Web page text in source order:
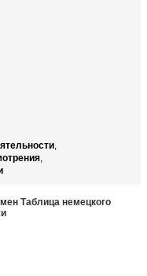
,
,
Таблица немецкого